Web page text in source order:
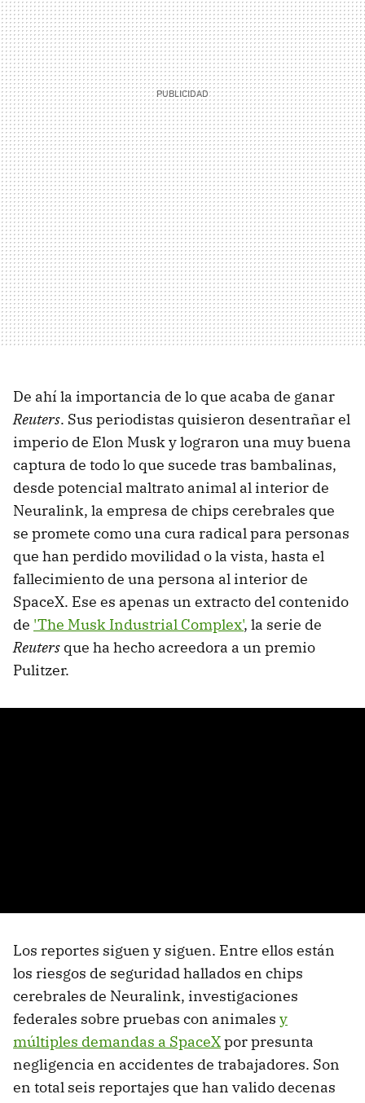
De ahí la importancia de lo que acaba de ganar
Reuters. Sus periodistas quisieron desentrañar el
imperio de Elon Musk y lograron una muy buena
captura de todo lo que sucede tras bambalinas,
desde potencial maltrato animal al interior de
Neuralink, la empresa de chips cerebrales que
se promete como una cura radical para personas
que han perdido movilidad o la vista, hasta el
fallecimiento de una persona al interior de
SpaceX. Ese es apenas un extracto del contenido
de 'The Musk Industrial Complex', la serie de
Reuters que ha hecho acreedora a un premio
Pulitzer.
Los reportes siguen y siguen. Entre ellos están
los riesgos de seguridad hallados en chips
cerebrales de Neuralink, investigaciones
federales sobre pruebas con animales y
múltiples demandas a SpaceXpor presunta
negligencia en accidentes de trabajadores. Son
en total seis reportajes que han valido decenas